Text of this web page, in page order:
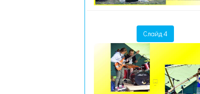
Слайд 4